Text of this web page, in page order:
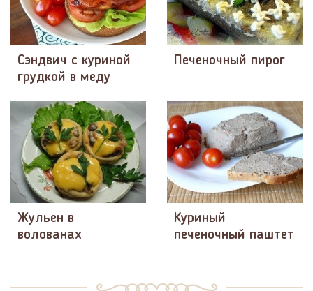
Сэндвич с куриной
грудкой в меду
Печеночный пирог
Жульен в
волованах
Куриный
печеночный паштет